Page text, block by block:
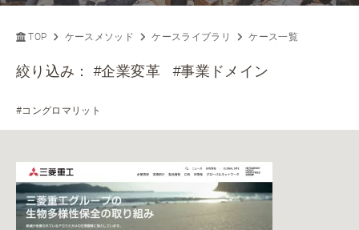
TOP ケースメソッド ケースライブラリ ケース一覧
絞り込み：#企業変革 #事業ドメイン
#コングロマリット